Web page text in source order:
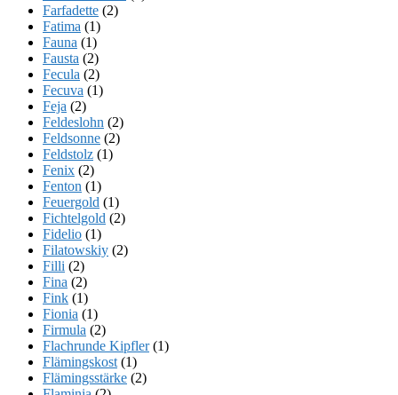
Farfadette (2)
Fatima (1)
Fauna (1)
Fausta (2)
Fecula (2)
Fecuva (1)
Feja (2)
Feldeslohn (2)
Feldsonne (2)
Feldstolz (1)
Fenix (2)
Fenton (1)
Feuergold (1)
Fichtelgold (2)
Fidelio (1)
Filatowskiy (2)
Filli (2)
Fina (2)
Fink (1)
Fionia (1)
Firmula (2)
Flachrunde Kipfler(1)
Flämingskost (1)
Flämingsstärke (2)